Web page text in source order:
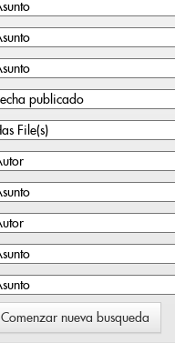
Comenzar nueva busqueda